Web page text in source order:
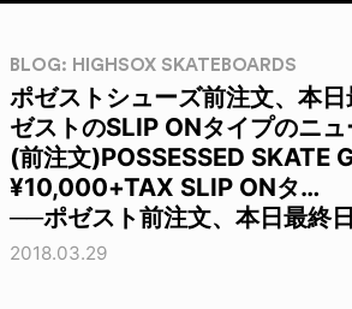
BLOG: HIGHSOX SKATEBOARDS
ポゼストシューズ前注文、本
ゼストのSLIP ONタイプのニ
(前注文)POSSESSED SKATE
¥10,000+TAX SLIP ONタ…
──ポゼスト前注文、本日最終日
2018.03.29